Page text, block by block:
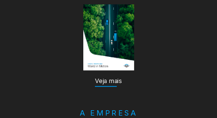
Veja mais
A EMPRESA